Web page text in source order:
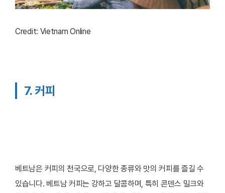
Credit: Vietnam Online
7. 커피
베트남은 커피의 천국으로, 다양한 종류와 맛의 커피를 즐길 수
있습니다. 베트남 커피는 강하고 달콤하며, 특히 콘덴스 밀크와